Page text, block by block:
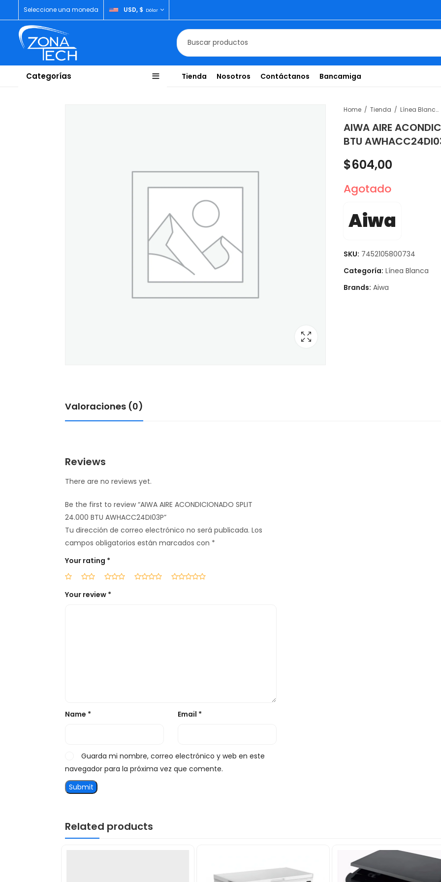
Seleccione una moneda USD, $ Dólar
Categorías Tienda Nosotros Contáctanos Bancamiga
Home Tienda Línea Blanca
AIWA AIRE
BTU
$604,00
Agotado
Aiwa
SKU: 7452105800734
Categoría: Línea Blanca
Brands: Aiwa
Valoraciones (0)
Reviews
There are no reviews yet.
Be the first to review “AIWA AIRE ACONDICIONADO SPLIT
24.000 BTU AWHACC24DI03P”
Tu dirección de correo electrónico no será publicada. Los
campos obligatorios están marcados con *
Your rating *
Your review *
Name * Email *
Guarda mi nombre, correo electrónico y web en este
navegador para la próxima vez que comente.
Related products